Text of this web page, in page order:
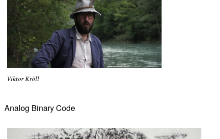
Viktor Kröll
Analog Binary Code